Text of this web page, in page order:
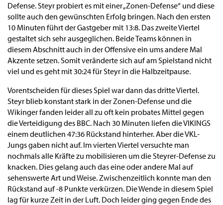
Defense. Steyr probiert es mit einer „Zonen-Defense“ und diese
sollte auch den gewünschten Erfolg bringen. Nach den ersten
10 Minuten führt der Gastgeber mit 13:8. Das zweite Viertel
gestaltet sich sehr ausgeglichen. Beide Teams können in
diesem Abschnitt auch in der Offensive ein ums andere Mal
Akzente setzen. Somit veränderte sich auf am Spielstand nicht
viel und es geht mit 30:24 für Steyr in die Halbzeitpause.
Vorentscheiden für dieses Spiel war dann das dritte Viertel.
Steyr blieb konstant stark in der Zonen-Defense und die
Wikinger fanden leider all zu oft kein probates Mittel gegen
die Verteidigung des BBC. Nach 30 Minuten liefen die VIKINGS
einem deutlichen 47:36 Rückstand hinterher. Aber die VKL-
Jungs gaben nicht auf. Im vierten Viertel versuchte man
nochmals alle Kräfte zu mobilisieren um die Steyrer-Defense zu
knacken. Dies gelang auch das eine oder andere Mal auf
sehenswerte Art und Weise. Zwischenzeitlich konnte man den
Rückstand auf -8 Punkte verkürzen. Die Wende in diesem Spiel
lag für kurze Zeit in der Luft. Doch leider ging gegen Ende des